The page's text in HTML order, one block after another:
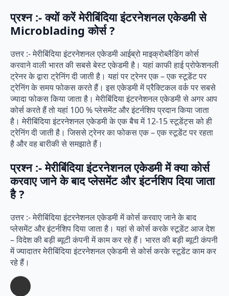
प्रश्न :- क्यों करें मेरीबिंदिया इंटरनेशनल एकेडमी से
Microblading कोर्स ?
उत्तर :- मेरीबिंदिया इंटरनेशनल एकेडमी आईब्रो माइक्रोब्लैडिंग कोर्स
करवाने वाली भारत की सबसे बेस्ट एकेडमी है। यहां काफी हाई प्रोफेशनली
ट्रेनर के द्वारा ट्रेनिंग दी जाती है। यहां पर ट्रेनर एक – एक स्टूडेंट पर
ट्रेनिंग के समय फोकस करते हैं। इस एकेडमी में प्रैक्टिकल वर्क पर सबसे
ज्यादा फोकस किया जाता है। मेरीबिंदिया इंटरनेशनल एकेडमी से अगर आप
कोर्स करते हैं तो यहां 100 % प्लेसमेंट और इंटर्नशिप प्रदान किया जाता
है। मेरीबिंदिया इंटरनेशनल एकेडमी के एक बैच में 12-15 स्टूडेंट्स को ही
ट्रेनिंग दी जाती है। जिससे ट्रेनर का फोकस एक – एक स्टूडेंट पर रहता
है और वह बारीकी से समझाते हैं।
प्रश्न :- मेरीबिंदिया इंटरनेशनल एकेडमी में क्या कोर्स
करवाए जाने के बाद प्लेसमेंट और इंटर्नशिप दिया जाता
है ?
उत्तर :- मेरीबिंदिया इंटरनेशनल एकेडमी में कोर्स करवाए जाने के बाद
प्लेसमेंट और इंटर्नशिप दिया जाता है। यहां से कोर्स करके स्टूडेंट आज देश
– विदेश की बड़ी ब्यूटी कंपनी में काम कर रहे हैं। भारत की बड़ी ब्यूटी कंपनी
में ज्यादातर मेरीबिंदिया इंटरनेशनल एकेडमी से कोर्स करके स्टूडेंट काम कर
रहे हैं।